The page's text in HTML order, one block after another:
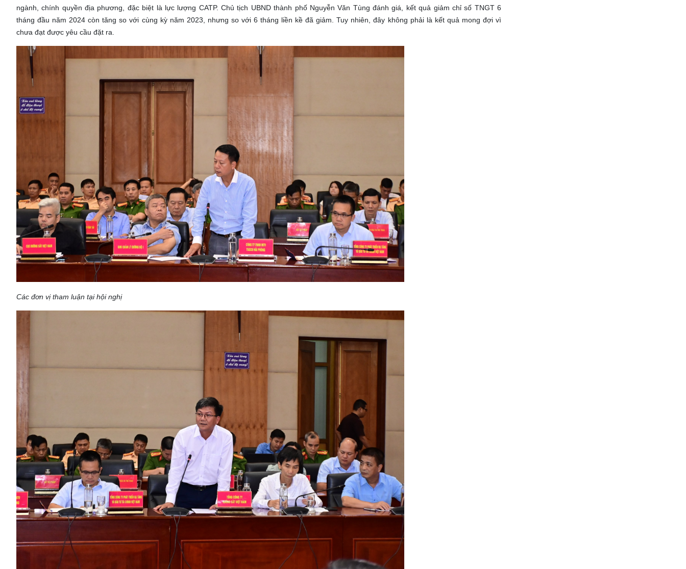
ngành, chính quyền địa phương, đặc biệt là lực lượng CATP. Chủ tịch UBND thành phố Nguyễn Văn Tùng đánh giá, kết quả giảm chỉ số TNGT 6
tháng đầu năm 2024 còn tăng so với cùng kỳ năm 2023, nhưng so với 6 tháng liền kề đã giảm. Tuy nhiên, đây không phải là kết quả mong đợi vì
chưa đạt được yêu cầu đặt ra.
Các đơn vị tham luận tại hội nghị